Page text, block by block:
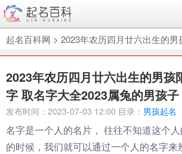
起名百科网 > 2023年农历四月廿六出生的男孩阳刚又大气的名字
2023年农历四月廿六出生的男孩
字 取名字大全2023属兔的男孩子
发布时间：2023-07-03 12:00 目录： 男孩起名
名字是一个人的名片， 往往不知道这个
的时候，我们就可以通过一个人的名字来